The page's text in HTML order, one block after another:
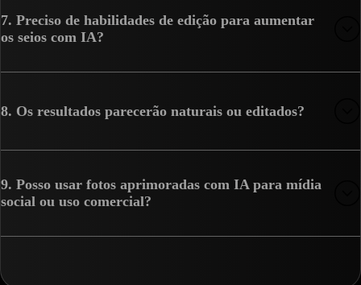
7. Preciso de habilidades de edição para aumentar
os seios com IA?
8. Os resultados parecerão naturais ou editados?
9. Posso usar fotos aprimoradas com IA para mídia
social ou uso comercial?